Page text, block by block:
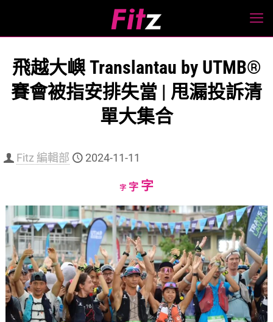
飛越大嶼 Translantau by UTMB®
賽會被指安排失當 | 甩漏投訴清
單大集合
Fitz 編輯部 2024-11-11
字Decrease
size.
字Reset
size.
字Increase
size.